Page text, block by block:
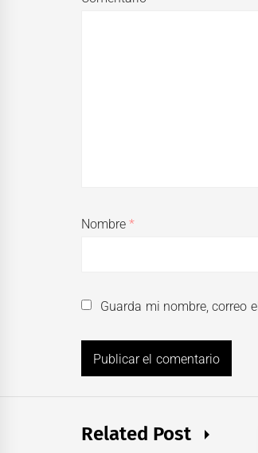
Nombre*
Guarda mi nombre, correo
Related Post